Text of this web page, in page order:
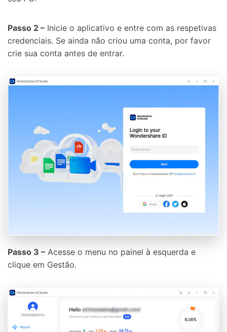
Passo 2 – Inicie o aplicativo e entre com as respetivas
credenciais. Se ainda não criou uma conta, por favor
crie sua conta antes de entrar.
Passo 3 – Acesse o menu no painel à esquerda e
clique em Gestão.